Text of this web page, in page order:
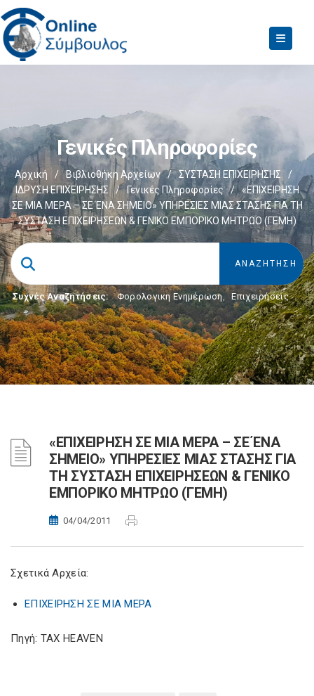
Γενικές Πληροφορίες
Αρχική / Βιβλιοθήκη Αρχείων / ΣΥΣΤΑΣΗ ΕΠΙΧΕΙΡΗΣΗΣ
/
ΙΔΡΥΣΗ ΕΠΙΧΕΙΡΗΣΗΣ
/ Γενικές Πληροφορίες /
«ΕΠΙΧΕΙΡΗΣΗ
ΣΕ ΜΙΑ ΜΕΡΑ – ΣΕ ΈΝΑ ΣΗΜΕΙΟ» ΥΠΗΡΕΣΙΕΣ ΜΙΑΣ ΣΤΑΣΗΣ ΓΙΑ ΤΗ
ΣΥΣΤΑΣΗ ΕΠΙΧΕΙΡΗΣΕΩΝ & ΓΕΝΙΚΟ ΕΜΠΟΡΙΚΟ ΜΗΤΡΩΟ (ΓΕΜΗ)
Συχνές Αναζητήσεις: Φορολογικη Ενημέρωση, Επιχειρήσεις
«ΕΠΙΧΕΙΡΗΣΗ ΣΕ ΜΙΑ ΜΕΡΑ – ΣΕ ΈΝΑ
ΣΗΜΕΙΟ» ΥΠΗΡΕΣΙΕΣ ΜΙΑΣ ΣΤΑΣΗΣ ΓΙΑ
ΤΗ ΣΥΣΤΑΣΗ ΕΠΙΧΕΙΡΗΣΕΩΝ & ΓΕΝΙΚΟ
ΕΜΠΟΡΙΚΟ ΜΗΤΡΩΟ (ΓΕΜΗ)
04/04/2011
Σχετικά Αρχεία:
ΕΠΙΧΕΙΡΗΣΗ ΣΕ ΜΙΑ ΜΕΡΑ
Πηγή: TAX HEAVEN